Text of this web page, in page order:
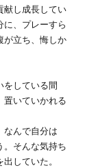
献し成長してい
に、プレーすら
が立ち、悔しか
をしている間
置いていかれる
なんで自分は
。そんな気持ち
していた。